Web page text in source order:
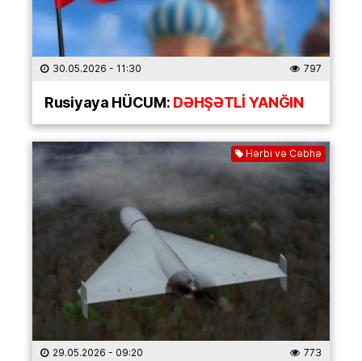
30.05.2026 - 11:30 797
Rusiyaya HÜCUM:DƏHŞƏTLİ YANĞIN
Hərbi və Cəbhə
29.05.2026 - 09:20 773